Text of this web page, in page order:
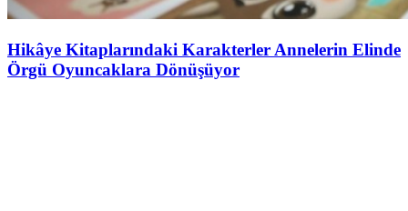
Hikâye Kitaplarındaki Karakterler Annelerin Elinde
Örgü Oyuncaklara Dönüşüyor